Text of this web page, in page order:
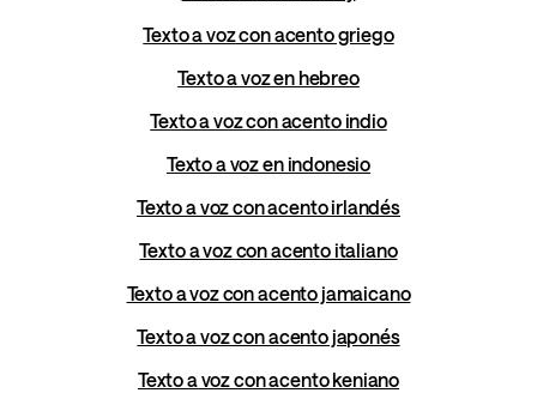
Texto a voz con acento griego
Texto a voz en hebreo
Texto a voz con acento indio
Texto a voz en indonesio
Texto a voz con acento irlandés
Texto a voz con acento italiano
Texto a voz con acento jamaicano
Texto a voz con acento japonés
Texto a voz con acento keniano